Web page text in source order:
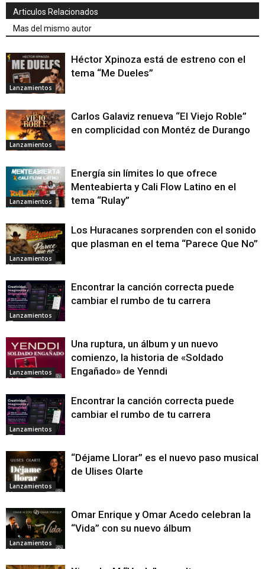
Articulos Relacionados
Mas del mismo autor
Lanzamientos
Héctor Xpinoza está de estreno con el
tema “Me Dueles”
Lanzamientos
Carlos Galaviz renueva “El Viejo Roble”
en complicidad con Montéz de Durango
Lanzamientos
Energía sin límites lo que ofrece
Menteabierta y Cali Flow Latino en el
tema “Rulay”
Lanzamientos
Los Huracanes sorprenden con el sonido
que plasman en el tema “Parece Que No”
Lanzamientos
Encontrar la canción correcta puede
cambiar el rumbo de tu carrera
Lanzamientos
Una ruptura, un álbum y un nuevo
comienzo, la historia de «Soldado
Engañado» de Yenndi
Lanzamientos
Encontrar la canción correcta puede
cambiar el rumbo de tu carrera
Lanzamientos
“Déjame Llorar” es el nuevo paso musical
de Ulises Olarte
Lanzamientos
Omar Enrique y Omar Acedo celebran la
“Vida” con su nuevo álbum